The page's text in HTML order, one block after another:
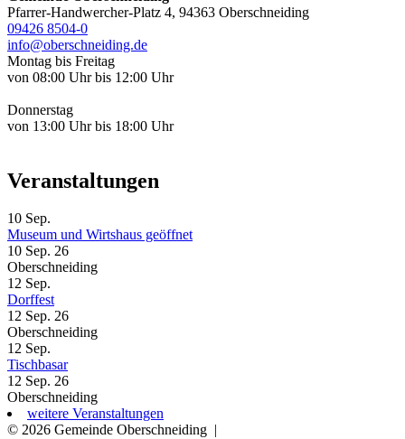
Pfarrer-Handwercher-Platz 4, 94363 Oberschneiding
09426 8504-0
info@oberschneiding.de
Montag bis Freitag
von 08:00 Uhr bis 12:00 Uhr
Donnerstag
von 13:00 Uhr bis 18:00 Uhr
Veranstaltungen
10 Sep.
Museum und Wirtshaus geöffnet
10 Sep. 26
Oberschneiding
12 Sep.
Dorffest
12 Sep. 26
Oberschneiding
12 Sep.
Tischbasar
12 Sep. 26
Oberschneiding
weitere Veranstaltungen
© 2026 Gemeinde Oberschneiding |